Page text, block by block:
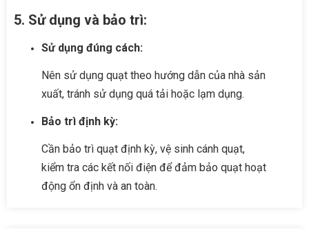
5. Sử dụng và bảo trì:
Sử dụng đúng cách:
Nên sử dụng quạt theo hướng dẫn của nhà sản
xuất, tránh sử dụng quá tải hoặc lạm dụng.
Bảo trì định kỳ:
Cần bảo trì quạt định kỳ, vệ sinh cánh quạt,
kiểm tra các kết nối điện để đảm bảo quạt hoạt
động ổn định và an toàn.